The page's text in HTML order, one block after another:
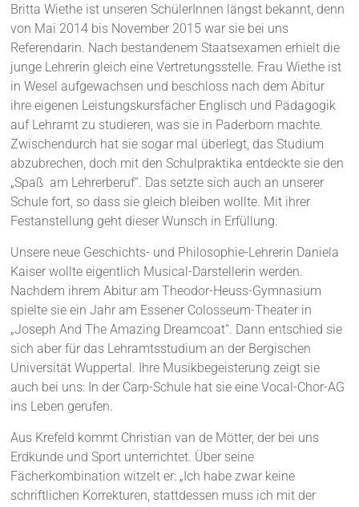
Britta Wiethe ist unseren SchülerInnen längst bekannt, denn
von Mai 2014 bis November 2015 war sie bei uns
Referendarin. Nach bestandenem Staatsexamen erhielt die
junge Lehrerin gleich eine Vertretungsstelle. Frau Wiethe ist
in Wesel aufgewachsen und beschloss nach dem Abitur
ihre eigenen Leistungskursfächer Englisch und Pädagogik
auf Lehramt zu studieren, was sie in Paderborn machte.
Zwischendurch hat sie sogar mal überlegt, das Studium
abzubrechen, doch mit den Schulpraktika entdeckte sie den
„Spaß am Lehrerberuf“. Das setzte sich auch an unserer
Schule fort, so dass sie gleich bleiben wollte. Mit ihrer
Festanstellung geht dieser Wunsch in Erfüllung.
Unsere neue Geschichts- und Philosophie-Lehrerin Daniela
Kaiser wollte eigentlich Musical-Darstellerin werden.
Nachdem ihrem Abitur am Theodor-Heuss-Gymnasium
spielte sie ein Jahr am Essener Colosseum-Theater in
„Joseph And The Amazing Dreamcoat“. Dann entschied sie
sich aber für das Lehramtsstudium an der Bergischen
Universität Wuppertal. Ihre Musikbegeisterung zeigt sie
auch bei uns: In der Carp-Schule hat sie eine Vocal-Chor-AG
ins Leben gerufen.
Aus Krefeld kommt Christian van de Mötter, der bei uns
Erdkunde und Sport unterrichtet. Über seine
Fächerkombination witzelt er: „Ich habe zwar keine
schriftlichen Korrekturen, stattdessen muss ich mit der